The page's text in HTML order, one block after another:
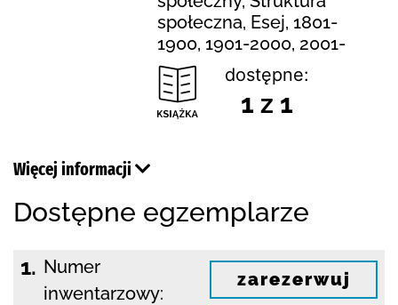
społeczna, Esej, 1801-
1900, 1901-2000, 2001-
dostępne:
1 z 1
Więcej informacji
Dostępne egzemplarze
1. Numer
inwentarzowy:
zarezerwuj